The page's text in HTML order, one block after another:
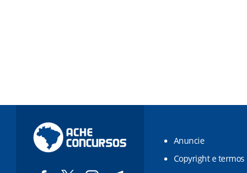
Anuncie
Copyright e termos